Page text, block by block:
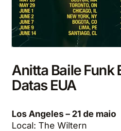
Anitta Baile Funk
Datas EUA
Los Angeles – 21 de maio
Local: The Wiltern